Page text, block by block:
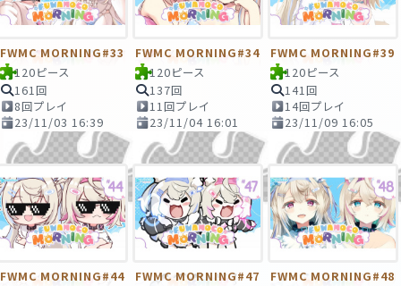
FWMC MORNING#33
120ピース
161回
8回プレイ
23/11/03 16:39
FWMC MORNING#34
120ピース
137回
11回プレイ
23/11/04 16:01
FWMC MORNING#39
120ピース
141回
14回プレイ
23/11/09 16:05
FWMC MORNING#44
FWMC MORNING#47
FWMC MORNING#48